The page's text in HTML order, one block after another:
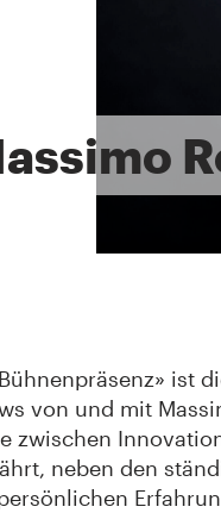
ist
von und mit
zwischen
neben den